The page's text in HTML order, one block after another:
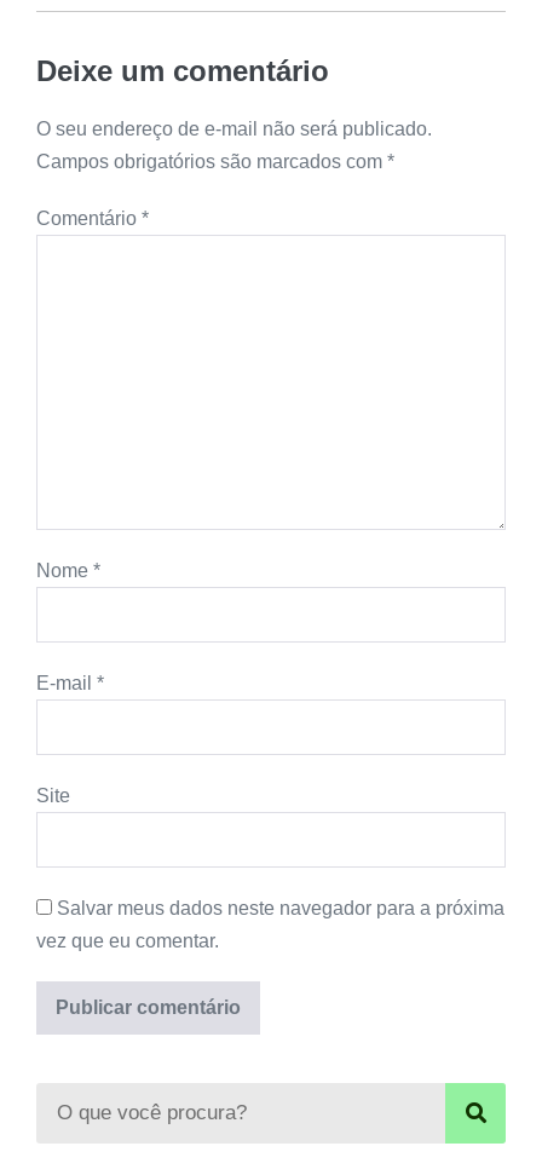
Deixe um comentário
O seu endereço de e-mail não será publicado.
Campos obrigatórios são marcados com *
Comentário *
Nome *
E-mail *
Site
Salvar meus dados neste navegador para a próxima
vez que eu comentar.